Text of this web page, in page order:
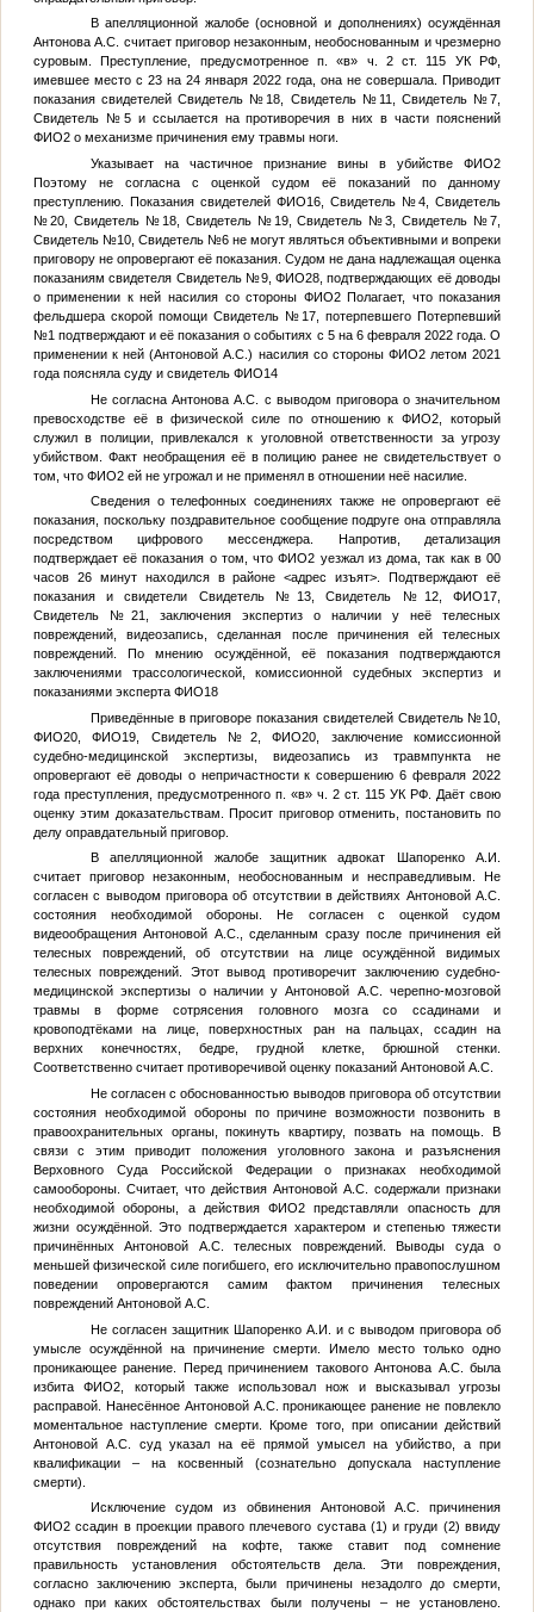
В апелляционной жалобе (основной и дополнениях) осуждённая
Антонова А.С. считает приговор незаконным, необоснованным и чрезмерно
суровым. Преступление, предусмотренное п. «в» ч. 2 ст. 115 УК РФ,
имевшее место с 23 на 24 января 2022 года, она не совершала. Приводит
показания свидетелейСвидетель №18 Свидетель №11 Свидетель №7
Свидетель №5и ссылается на противоречия в них в части пояснений
ФИО2о механизме причинения ему травмы ноги.
Указывает на частичное признание вины в убийствеФИО2
Поэтому не согласна с оценкой судом её показаний по данному
преступлению. Показания свидетелей ФИО16 ,Свидетель №4 ,Свидетель
№20, Свидетель №18, Свидетель №19,Свидетель №3 ,Свидетель №7
Свидетель №10 ,Свидетель №6 не могут являться объективными и вопреки
приговору не опровергают её показания. Судом не дана надлежащая оценка
показаниям свидетеля Свидетель №9, ФИО28, подтверждающих её доводы
о применении к ней насилия со стороны ФИО2Полагает, что показания
фельдшера скорой помощи Свидетель №17 , потерпевшегоПотерпевший
№1 подтверждают и её показания о событиях с 5 на 6 февраля 2022 года. О
применении к ней (Антоновой А.С.) насилия со стороны ФИО2летом 2021
года поясняла суду и свидетель ФИО14
Не согласна Антонова А.С. с выводом приговора о значительном
превосходстве её в физической силе по отношению кФИО2 , который
служил в полиции, привлекался к уголовной ответственности за угрозу
убийством. Факт необращения её в полицию ранее не свидетельствует о
том, что ФИО2ей не угрожал и не применял в отношении неё насилие.
Сведения о телефонных соединениях также не опровергают её
показания, поскольку поздравительное сообщение подруге она отправляла
посредством цифрового мессенджера. Напротив, детализация
подтверждает её показания о том, чтоФИО2 уезжал из дома, так как в 00
часов 26 минут находился в районе<адрес изъят> . Подтверждают её
показания и свидетели Свидетель №13 ,Свидетель №12,ФИО17
Свидетель №21
, заключения экспертиз о наличии у неё телесных
повреждений, видеозапись, сделанная после причинения ей телесных
повреждений. По мнению осуждённой, её показания подтверждаются
заключениями трассологической, комиссионной судебных экспертиз и
показаниями эксперта ФИО18
Приведённые в приговоре показания свидетелей Свидетель №10
ФИО20,ФИО19 Свидетель №2,ФИО20 , заключение комиссионной
судебно-медицинской экспертизы, видеозапись из травмпункта не
опровергают её доводы о непричастности к совершению 6 февраля 2022
года преступления, предусмотренного п. «в» ч. 2 ст. 115 УК РФ. Даёт свою
оценку этим доказательствам. Просит приговор отменить, постановить по
делу оправдательный приговор.
В апелляционной жалобе защитник адвокат Шапоренко А.И.
считает приговор незаконным, необоснованным и несправедливым. Не
согласен с выводом приговора об отсутствии в действиях Антоновой А.С.
состояния необходимой обороны. Не согласен с оценкой судом
видеообращения Антоновой А.С., сделанным сразу после причинения ей
телесных повреждений, об отсутствии на лице осуждённой видимых
телесных повреждений. Этот вывод противоречит заключению судебно-
медицинской экспертизы о наличии у Антоновой А.С. черепно-мозговой
травмы в форме сотрясения головного мозга со ссадинами и
кровоподтёками на лице, поверхностных ран на пальцах, ссадин на
верхних конечностях, бедре, грудной клетке, брюшной стенки.
Соответственно считает противоречивой оценку показаний Антоновой А.С.
Не согласен с обоснованностью выводов приговора об отсутствии
состояния необходимой обороны по причине возможности позвонить в
правоохранительных органы, покинуть квартиру, позвать на помощь. В
связи с этим приводит положения уголовного закона и разъяснения
Верховного Суда Российской Федерации о признаках необходимой
самообороны. Считает, что действия Антоновой А.С. содержали признаки
необходимой обороны, а действияФИО2 представляли опасность для
жизни осуждённой. Это подтверждается характером и степенью тяжести
причинённых Антоновой А.С. телесных повреждений. Выводы суда о
меньшей физической силе погибшего, его исключительно правопослушном
поведении опровергаются самим фактом причинения телесных
повреждений Антоновой А.С.
Не согласен защитник Шапоренко А.И. и с выводом приговора об
умысле осуждённой на причинение смерти. Имело место только одно
проникающее ранение. Перед причинением такового Антонова А.С. была
избитаФИО2 , который также использовал нож и высказывал угрозы
расправой. Нанесённое Антоновой А.С. проникающее ранение не повлекло
моментальное наступление смерти. Кроме того, при описании действий
Антоновой А.С. суд указал на её прямой умысел на убийство, а при
квалификации – на косвенный (сознательно допускала наступление
смерти).
Исключение судом из обвинения Антоновой А.С. причинения
ФИО2ссадин в проекции правого плечевого сустава (1) и груди (2) ввиду
отсутствия повреждений на кофте, также ставит под сомнение
правильность установления обстоятельств дела. Эти повреждения,
согласно заключению эксперта, были причинены незадолго до смерти,
однако при каких обстоятельствах были получены – не установлено.